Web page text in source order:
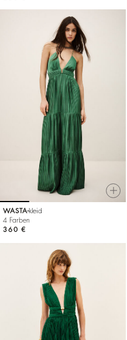
WASTA kleid
4 Farben
360 €